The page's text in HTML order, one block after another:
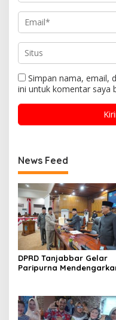
Simpan nama, email,
ini untuk komentar saya
News Feed
DPRD Tanjabbar Gelar
Paripurna